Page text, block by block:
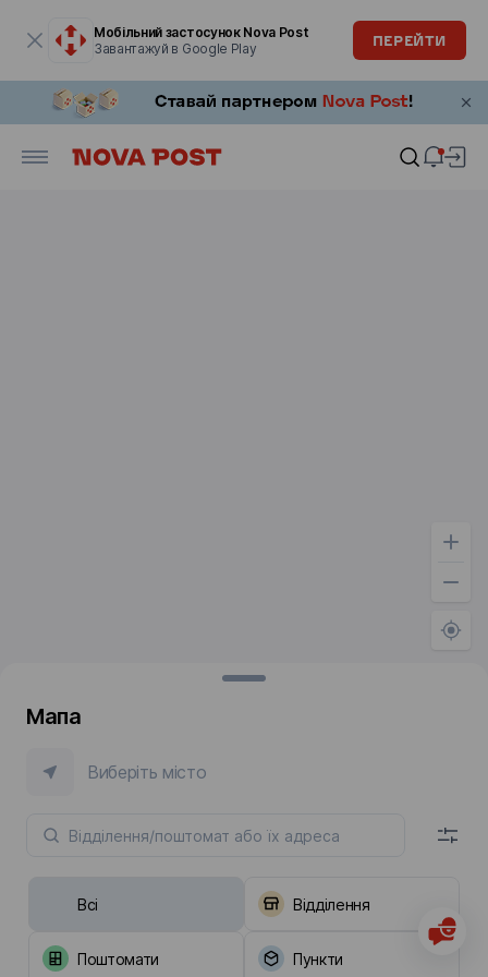
Мобільний застосунок Nova Post
Завантажуй в Google Play
ПЕРЕЙТИ
Мапа
Виберіть місто
Всі Відділення
Поштомати Пункти